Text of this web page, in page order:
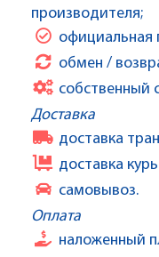
производителя;
официальная
обмен /
собственный
Доставка
доставка
доставка
самовывоз.
Оплата
наложенный